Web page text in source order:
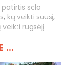
solo
, ką veikti sausį,
veikti rugsėjį
...